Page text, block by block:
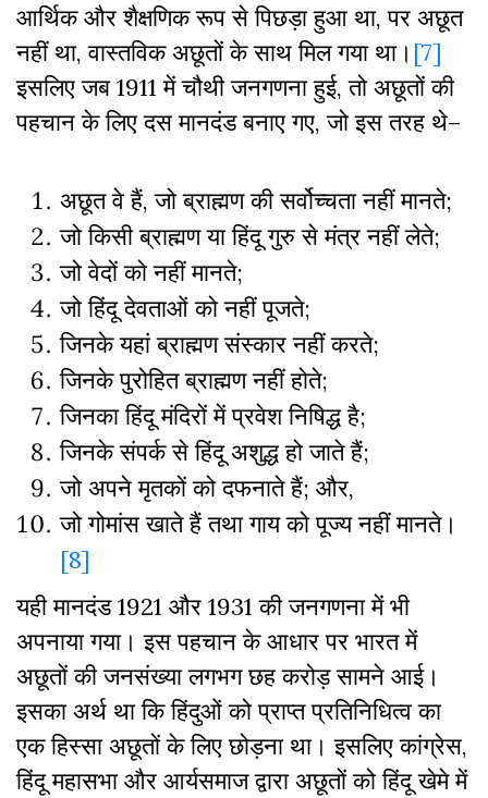
आर्थिक और शैक्षणिक रूप से पिछड़ा हुआ था, पर अछूत
नहीं था, वास्तविक अछूतों के साथ मिल गया था। [7]
इसलिए जब 1911 में चौथी जनगणना हुई, तो अछूतों की
पहचान के लिए दस मानदंड बनाए गए, जो इस तरह थे–
अछूत वे हैं, जो ब्राह्मण की सर्वोच्चता नहीं मानते;
जो किसी ब्राह्मण या हिंदू गुरु से मंत्र नहीं लेते;
जो वेदों को नहीं मानते;
जो हिंदू देवताओं को नहीं पूजते;
जिनके यहां ब्राह्मण संस्कार नहीं करते;
जिनके पुरोहित ब्राह्मण नहीं होते;
जिनका हिंदू मंदिरों में प्रवेश निषिद्ध है;
जिनके संपर्क से हिंदू अशुद्ध हो जाते हैं;
जो अपने मृतकों को दफनाते हैं; और,
जो गोमांस खाते हैं तथा गाय को पूज्य नहीं मानते।
[8]
यही मानदंड 1921 और 1931 की जनगणना में भी
अपनाया गया। इस पहचान के आधार पर भारत में
अछूतों की जनसंख्या लगभग छह करोड़ सामने आई।
इसका अर्थ था कि हिंदुओं को प्राप्त प्रतिनिधित्व का
एक हिस्सा अछूतों के लिए छोड़ना था। इसलिए कांग्रेस,
हिंदू महासभा और आर्यसमाज द्वारा अछूतों को हिंदू खेमे में